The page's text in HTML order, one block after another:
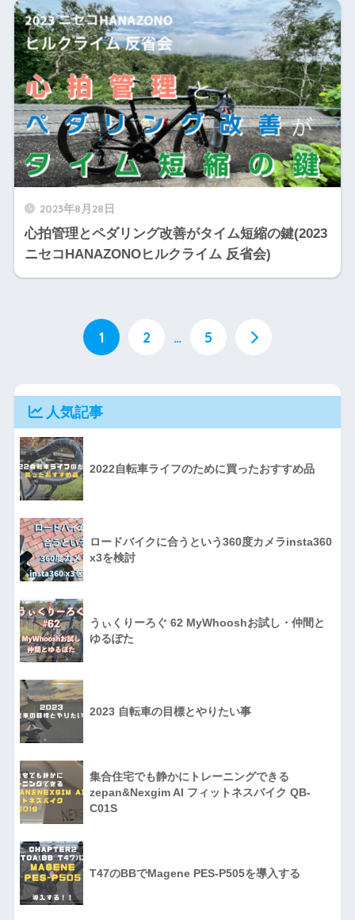
2023年8月28日
心拍管理とペダリング改善がタイム短縮の鍵(2023
ニセコHANAZONOヒルクライム 反省会)
1 2 … 5
人気記事
2022自転車ライフのために買ったおすすめ品
ロードバイクに合うという360度カメラinsta360
x3を検討
うぃくりーろぐ 62 MyWhooshお試し・仲間と
ゆるぽた
2023 自転車の目標とやりたい事
集合住宅でも静かにトレーニングできる
zepan&Nexgim AI フィットネスバイク QB-
C01S
T47のBBでMagene PES-P505を導入する